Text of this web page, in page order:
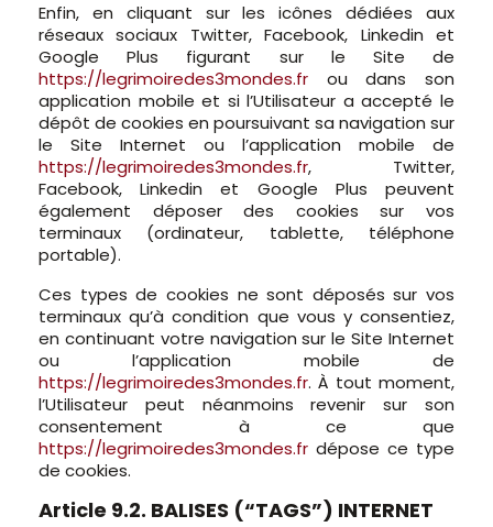
Enfin, en cliquant sur les icônes dédiées aux
réseaux sociaux Twitter, Facebook, Linkedin et
Google Plus figurant sur le Site de
https://legrimoiredes3mondes.fr ou dans son
application mobile et si l’Utilisateur a accepté le
dépôt de cookies en poursuivant sa navigation sur
le Site Internet ou l’application mobile de
https://legrimoiredes3mondes.fr, Twitter,
Facebook, Linkedin et Google Plus peuvent
également déposer des cookies sur vos
terminaux (ordinateur, tablette, téléphone
portable).
Ces types de cookies ne sont déposés sur vos
terminaux qu’à condition que vous y consentiez,
en continuant votre navigation sur le Site Internet
ou l’application mobile de
https://legrimoiredes3mondes.fr. À tout moment,
l’Utilisateur peut néanmoins revenir sur son
consentement à ce que
https://legrimoiredes3mondes.fr dépose ce type
de cookies.
Article 9.2. BALISES (“TAGS”) INTERNET